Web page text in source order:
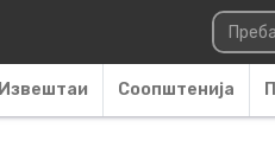
Извештаи Соопштенија